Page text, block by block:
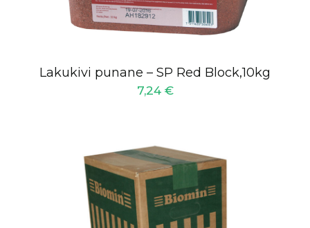
Lakukivi punane – SP Red Block,10kg
7,24 €